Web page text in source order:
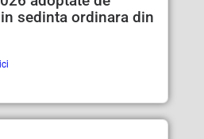
sedinta ordinara din